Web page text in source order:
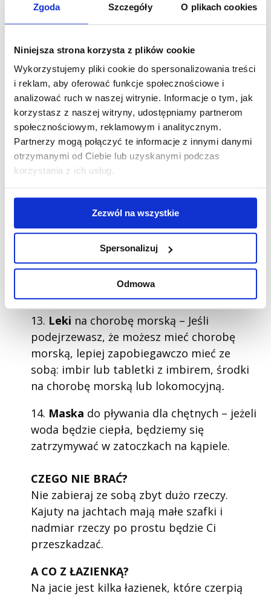
Zgoda Szczegóły O plikach cookies
Niniejsza strona korzysta z plików cookie
Wykorzystujemy pliki cookie do spersonalizowania treści
i reklam, aby oferować funkcje społecznościowe i
analizować ruch w naszej witrynie. Informacje o tym, jak
korzystasz z naszej witryny, udostępniamy partnerom
społecznościowym, reklamowym i analitycznym.
Partnerzy mogą połączyć te informacje z innymi danymi
otrzymanymi od Ciebie lub uzyskanymi podczas
korzystania z ich usług.
Zezwól na wszystkie
Spersonalizuj
Odmowa
klapkach. Mogą się przydać również buty do
kamieniami czy jeżowcami.
10. Sznureczki, gumki lub smycze
zabezpieczające do okularów, do czapki z
daszkiem czy telefonu. Klamerki do
suszenia ręczników. Wiatr potrafi zaskoczyć
😉
11.Latarkaczołówka – weź, jeśli masz.
12.Śpiwór?Na jachcie są prześcieradła,
koce i poduszki. Ten zestaw całkowicie
wystarcza w 95% przypadków. Jednakże,
jeśli jesteś zmarzluchem, a prognozy
zapowiadają w nocy temp poniżej 15
stopni, możesz zabrać sobie na wszelki
13. Leki na chorobę morską – Jeśli
podejrzewasz, że możesz mieć chorobę
morską, lepiej zapobiegawczo mieć ze
sobą: imbir lub tabletki z imbirem, środki
na chorobę morską lub lokomocyjną.
14. Maska do pływania dla chętnych – jeżeli
woda będzie ciepła, będziemy się
zatrzymywać w zatoczkach na kąpiele.
CZEGO NIE BRAĆ?
Nie zabieraj ze sobą zbyt dużo rzeczy.
Kajuty na jachtach mają małe szafki i
nadmiar rzeczy po prostu będzie Ci
przeszkadzać.
A CO Z ŁAZIENKĄ?
Na jacie jest kilka łazienek, które czerpią